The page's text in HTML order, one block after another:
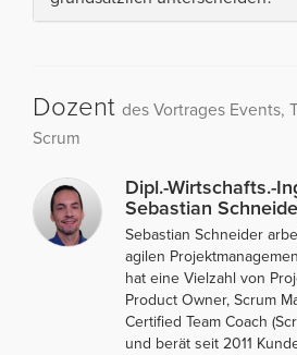
Dozent des Vortrages Events,
Scrum
Dipl.-Wirtschafts.-
Sebastian
Sebastian Schneider
agilen
hat eine Vielzahl von
Product Owner, Scrum
Certified Team Coach
und berät seit 2011